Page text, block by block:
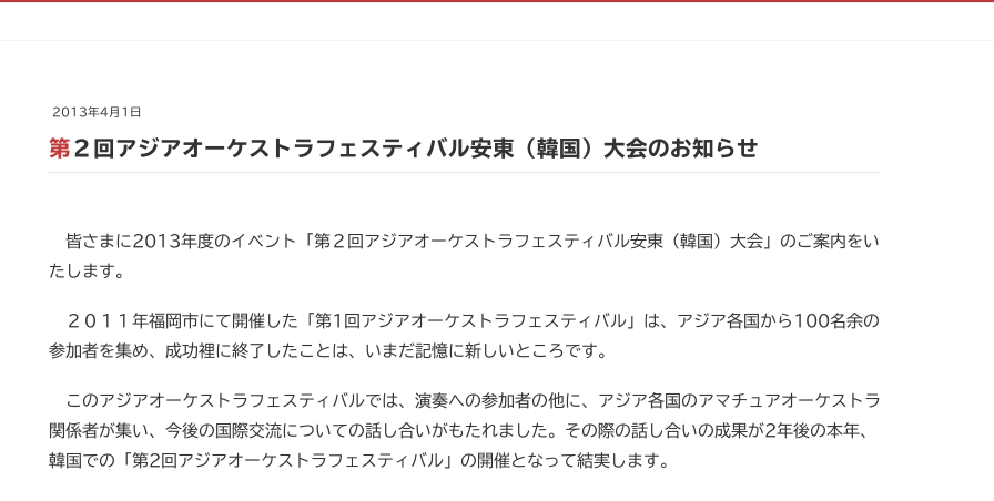
2013年4月1日
第２回アジアオーケストラフェスティバル安東（韓国）大会のお知らせ
皆さまに2013年度のイベント「第２回アジアオーケストラフェスティバル安東（韓国）大会」のご案内をい
たします。
２０１１年福岡市にて開催した「第1回アジアオーケストラフェスティバル」は、アジア各国から100名余の
参加者を集め、成功裡に終了したことは、いまだ記憶に新しいところです。
このアジアオーケストラフェスティバルでは、演奏への参加者の他に、アジア各国のアマチュアオーケストラ
関係者が集い、今後の国際交流についての話し合いがもたれました。その際の話し合いの成果が2年後の本年、
韓国での「第2回アジアオーケストラフェスティバル」の開催となって結実します。